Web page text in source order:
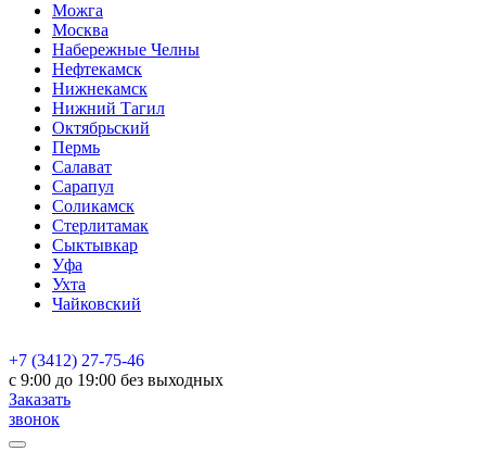
Можга
Москва
Набережные Челны
Нефтекамск
Нижнекамск
Нижний Тагил
Октябрьский
Пермь
Салават
Сарапул
Соликамск
Стерлитамак
Сыктывкар
Уфа
Ухта
Чайковский
+7 (3412) 27-75-46
c 9:00 до 19:00 без выходных
Заказать
звонок